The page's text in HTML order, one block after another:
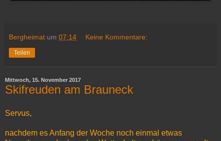
Bergheimat um 07:14 Keine Kommentare:
Teilen
Mittwoch, 15. November 2017
Skifreuden am Brauneck
Servus,
nachdem es Anfang der Woche noch einmal etwas